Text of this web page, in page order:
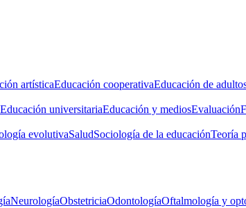
artísticaEducación cooperativaEducación de
Educación universitariaEducación y mediosEvaluación
evolutivaSaludSociología de la educaciónTeoría
NeurologíaObstetriciaOdontologíaOftalmología y